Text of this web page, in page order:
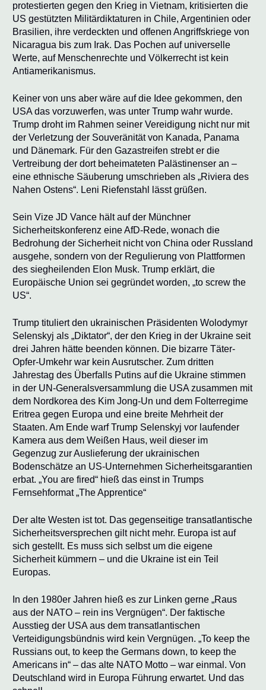
protestierten gegen den Krieg in Vietnam, kritisierten die
US gestützten Militärdiktaturen in Chile, Argentinien oder
Brasilien, ihre verdeckten und offenen Angriffskriege von
Nicaragua bis zum Irak. Das Pochen auf universelle
Werte, auf Menschenrechte und Völkerrecht ist kein
Antiamerikanismus.
Keiner von uns aber wäre auf die Idee gekommen, den
USA das vorzuwerfen, was unter Trump wahr wurde.
Trump droht im Rahmen seiner Vereidigung nicht nur mit
der Verletzung der Souveränität von Kanada, Panama
und Dänemark. Für den Gazastreifen strebt er die
Vertreibung der dort beheimateten Palästinenser an –
eine ethnische Säuberung umschrieben als „Riviera des
Nahen Ostens“. Leni Riefenstahl lässt grüßen.
Sein Vize JD Vance hält auf der Münchner
Sicherheitskonferenz eine AfD-Rede, wonach die
Bedrohung der Sicherheit nicht von China oder Russland
ausgehe, sondern von der Regulierung von Plattformen
des siegheilenden Elon Musk. Trump erklärt, die
Europäische Union sei gegründet worden, „to screw the
US“.
Trump tituliert den ukrainischen Präsidenten Wolodymyr
Selenskyj als „Diktator“, der den Krieg in der Ukraine seit
drei Jahren hätte beenden können. Die bizarre Täter-
Opfer-Umkehr war kein Ausrutscher. Zum dritten
Jahrestag des Überfalls Putins auf die Ukraine stimmen
in der UN-Generalsversammlung die USA zusammen mit
dem Nordkorea des Kim Jong-Un und dem Folterregime
Eritrea gegen Europa und eine breite Mehrheit der
Staaten. Am Ende warf Trump Selenskyj vor laufender
Kamera aus dem Weißen Haus, weil dieser im
Gegenzug zur Auslieferung der ukrainischen
Bodenschätze an US-Unternehmen Sicherheitsgarantien
erbat. „You are fired“ hieß das einst in Trumps
Fernsehformat „The Apprentice“
Der alte Westen ist tot. Das gegenseitige transatlantische
Sicherheitsversprechen gilt nicht mehr. Europa ist auf
sich gestellt. Es muss sich selbst um die eigene
Sicherheit kümmern – und die Ukraine ist ein Teil
Europas.
In den 1980er Jahren hieß es zur Linken gerne „Raus
aus der NATO – rein ins Vergnügen“. Der faktische
Ausstieg der USA aus dem transatlantischen
Verteidigungsbündnis wird kein Vergnügen. „To keep the
Russians out, to keep the Germans down, to keep the
Americans in“ – das alte NATO Motto – war einmal. Von
Deutschland wird in Europa Führung erwartet. Und das